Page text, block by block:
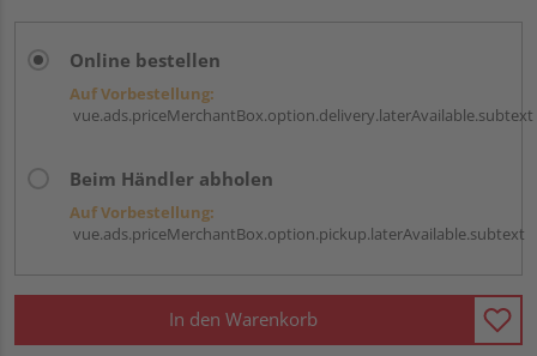
Online bestellen
Auf Vorbestellung:
vue.ads.priceMerchantBox.option.delivery.laterAvailable.subtext
Beim Händler abholen
Auf Vorbestellung:
vue.ads.priceMerchantBox.option.pickup.laterAvailable.subtext
In den Warenkorb